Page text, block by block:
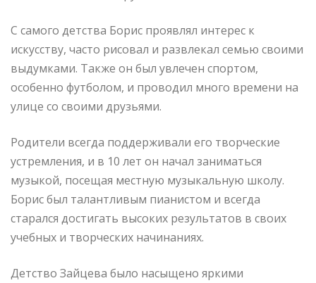
С самого детства Борис проявлял интерес к
искусству, часто рисовал и развлекал семью своими
выдумками. Также он был увлечен спортом,
особенно футболом, и проводил много времени на
улице со своими друзьями.
Родители всегда поддерживали его творческие
устремления, и в 10 лет он начал заниматься
музыкой, посещая местную музыкальную школу.
Борис был талантливым пианистом и всегда
старался достигать высоких результатов в своих
учебных и творческих начинаниях.
Детство Зайцева было насыщено яркими